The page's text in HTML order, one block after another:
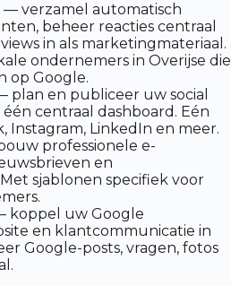
— verzamel automatisch
beheer reacties centraal
in als marketingmateriaal.
ondernemers in Overijse die
op Google.
plan en publiceer uw social
centraal dashboard. Eén
Instagram, LinkedIn en meer.
professionele e-
en
sjablonen specifiek voor
koppel uw Google
en klantcommunicatie in
Google-posts, vragen, fotos